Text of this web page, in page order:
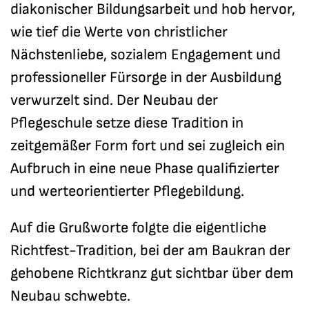
diakonischer Bildungsarbeit und hob hervor,
wie tief die Werte von christlicher
Nächstenliebe, sozialem Engagement und
professioneller Fürsorge in der Ausbildung
verwurzelt sind. Der Neubau der
Pflegeschule setze diese Tradition in
zeitgemäßer Form fort und sei zugleich ein
Aufbruch in eine neue Phase qualifizierter
und werteorientierter Pflegebildung.
Auf die Grußworte folgte die eigentliche
Richtfest-Tradition, bei der am Baukran der
gehobene Richtkranz gut sichtbar über dem
Neubau schwebte.